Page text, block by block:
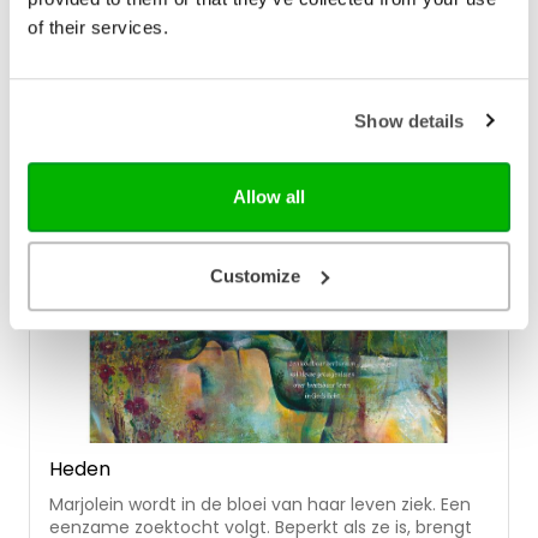
of their services.
Show details
Allow all
Customize
mooi vormgegeven (cadeau)boek dat inzicht en
In winkelwagen
Heden
Marjolein wordt in de bloei van haar leven ziek. Een
eenzame zoektocht volgt. Beperkt als ze is, brengt